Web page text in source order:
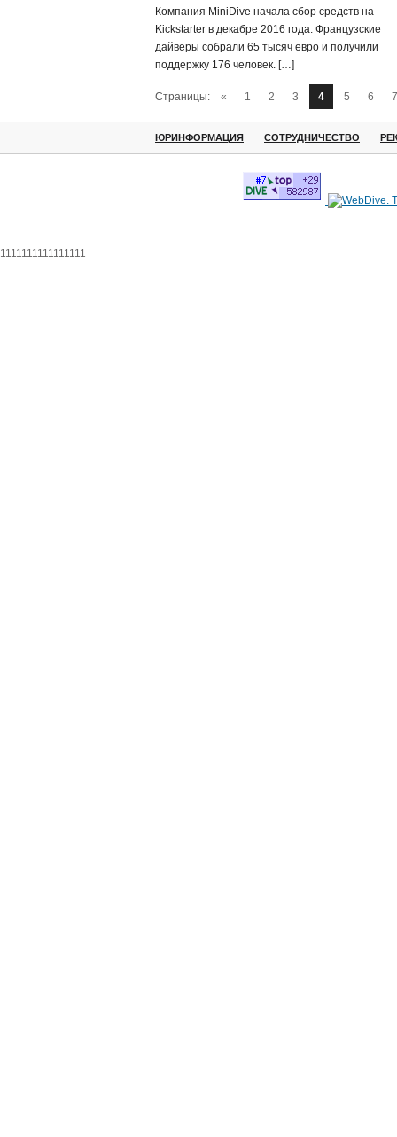
Компания MiniDive начала сбор средств на
Kickstarter в декабре 2016 года. Французские
дайверы собрали 65 тысяч евро и получили
поддержку 176 человек. […]
Страницы: « 1 2 3 4 5 6 7
ЮРИНФОРМАЦИЯ СОТРУДНИЧЕСТВО
1111111111111111